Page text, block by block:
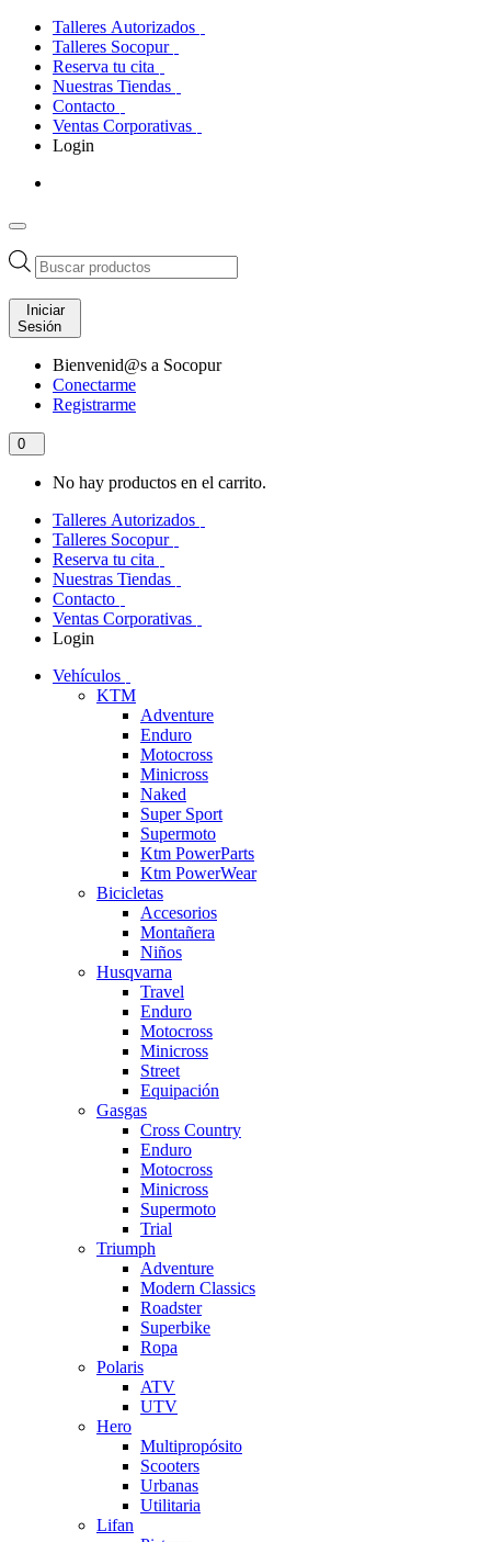
Talleres Autorizados
Talleres Socopur
Reserva tu cita
Nuestras Tiendas
Contacto
Ventas Corporativas
Login
Búsqueda
de
productos
Iniciar
Sesión
Bienvenid@s a Socopur
Conectarme
Registrarme
0
No hay productos en el carrito.
Talleres Autorizados
Talleres Socopur
Reserva tu cita
Nuestras Tiendas
Contacto
Ventas Corporativas
Login
Vehículos
KTM
Adventure
Enduro
Motocross
Minicross
Naked
Super Sport
Supermoto
Ktm PowerParts
Ktm PowerWear
Bicicletas
Accesorios
Montañera
Niños
Husqvarna
Travel
Enduro
Motocross
Minicross
Street
Equipación
Gasgas
Cross Country
Enduro
Motocross
Minicross
Supermoto
Trial
Triumph
Adventure
Modern Classics
Roadster
Superbike
Ropa
Polaris
ATV
UTV
Hero
Multipropósito
Scooters
Urbanas
Utilitaria
Lifan